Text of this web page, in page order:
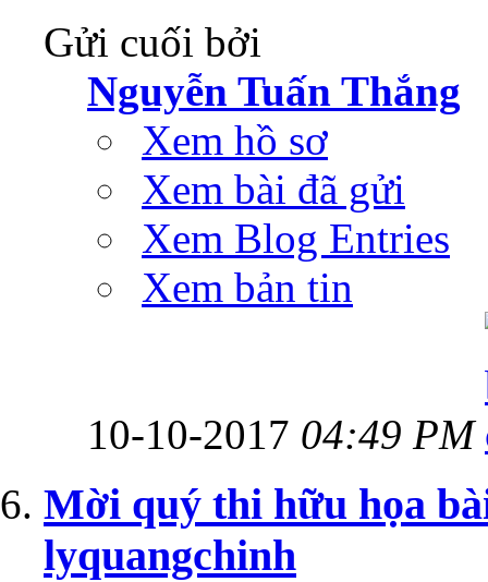
Gửi cuối bởi
Nguyễn Tuấn Thắng
Xem hồ sơ
Xem bài đã gửi
Xem Blog Entries
Xem bản tin
10-10-2017 04:49 PM
Mời quý thi hữu họa
lyquangchinh